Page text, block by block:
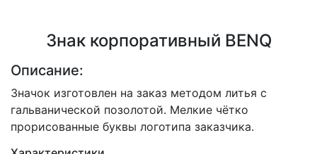
Знак корпоративный BENQ
Описание:
Значок изготовлен на заказ методом литья с
гальванической позолотой. Мелкие чётко
прорисованные буквы логотипа заказчика.